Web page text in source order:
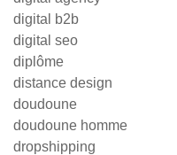
digital b2b
digital seo
diplôme
distance design
doudoune
doudoune homme
dropshipping